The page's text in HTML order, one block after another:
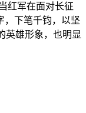
红军在面对长征
，下笔千钧，以坚
英雄形象，也明显